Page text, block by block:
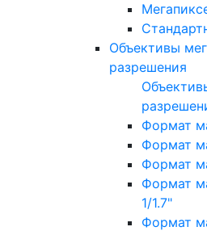
Объективы
разрешения
Формат
Формат
Формат
Формат
1/1.7"
Формат